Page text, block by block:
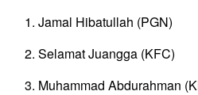
1. Jamal Hibatullah (PGN)
2. Selamat Juangga (KFC)
3. Muhammad Abdurahman